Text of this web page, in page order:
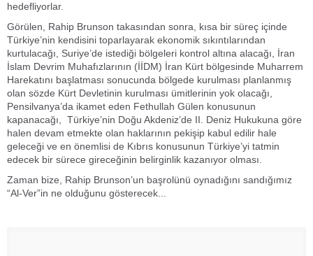
hedefliyorlar.
Görülen, Rahip Brunson takasından sonra, kısa bir süreç içinde
Türkiye’nin kendisini toparlayarak ekonomik sıkıntılarından
kurtulacağı, Suriye’de istediği bölgeleri kontrol altına alacağı, İran
İslam Devrim Muhafızlarının (İİDM) İran Kürt bölgesinde Muharrem
Harekatını başlatması sonucunda bölgede kurulması planlanmış
olan sözde Kürt Devletinin kurulması ümitlerinin yok olacağı,
Pensilvanya’da ikamet eden Fethullah Gülen konusunun
kapanacağı, Türkiye’nin Doğu Akdeniz’de II. Deniz Hukukuna göre
halen devam etmekte olan haklarının pekişip kabul edilir hale
geleceği ve en önemlisi de Kıbrıs konusunun Türkiye’yi tatmin
edecek bir sürece gireceğinin belirginlik kazanıyor olması.
Zaman bize, Rahip Brunson’un başrolünü oynadığını sandığımız
“Al-Ver”in ne olduğunu gösterecek...